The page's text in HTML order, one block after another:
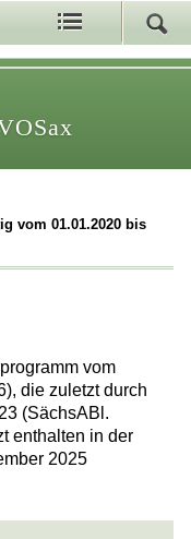
vom 01.01.2020 bis
vom
die zuletzt durch
(SächsABl.
enthalten in der
2025